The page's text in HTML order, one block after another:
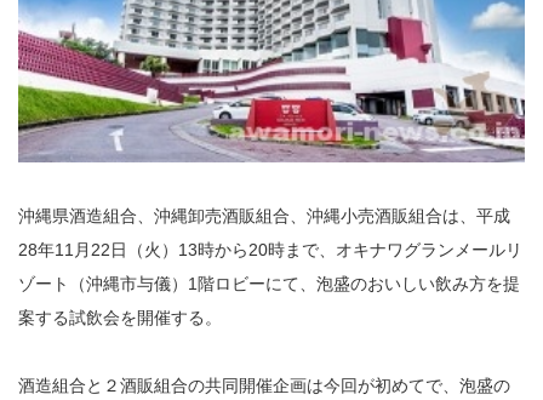
沖縄県酒造組合、沖縄卸売酒販組合、沖縄小売酒販組合は、平成
28年11月22日（火）13時から20時まで、オキナワグランメールリ
ゾート（沖縄市与儀）1階ロビーにて、泡盛のおいしい飲み方を提
案する試飲会を開催する。
酒造組合と２酒販組合の共同開催企画は今回が初めてで、泡盛の